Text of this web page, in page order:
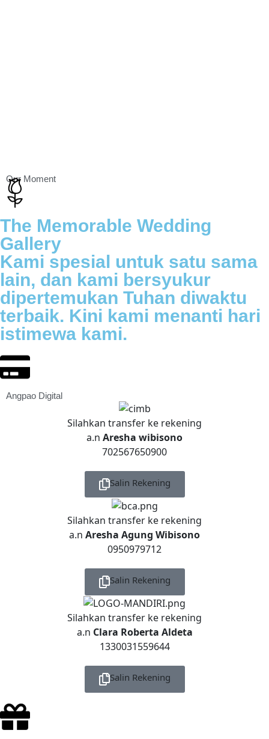
Our Moment
The Memorable Wedding
Gallery
Kami spesial untuk satu sama
lain, dan kami bersyukur
dipertemukan Tuhan diwaktu
terbaik. Kini kami menanti hari
istimewa kami.
Angpao Digital
Silahkan transfer ke rekening
a.n Aresha wibisono
702567650900
Salin Rekening
Silahkan transfer ke rekening
a.n Aresha Agung Wibisono
0950979712
Salin Rekening
Silahkan transfer ke rekening
a.n Clara Roberta Aldeta
1330031559644
Salin Rekening